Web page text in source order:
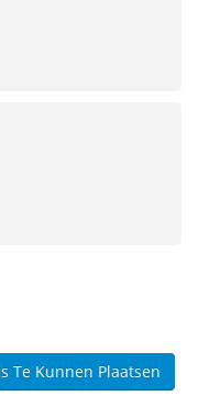
Te Kunnen Plaatsen